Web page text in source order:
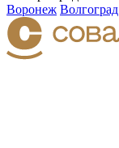
Воронеж Волгоград